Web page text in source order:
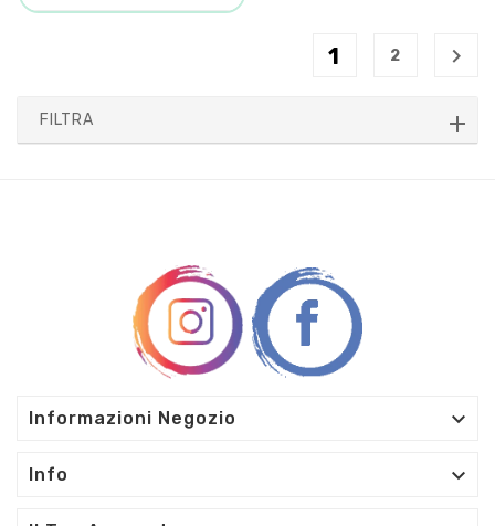
1 2 
FILTRA
Informazioni Negozio 
Info 